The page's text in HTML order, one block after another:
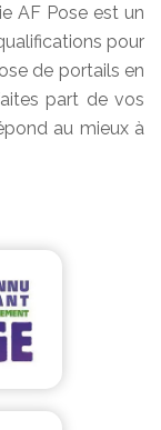
AF Pose est un
pour
de portails en
part de vos
au mieux à